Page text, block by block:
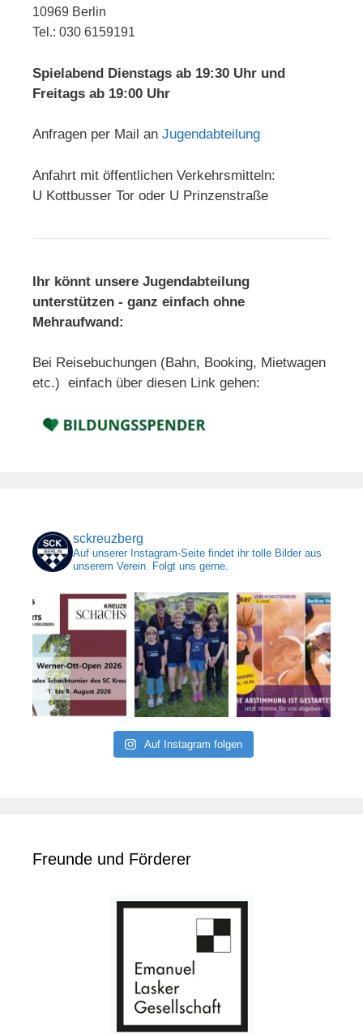
10969 Berlin
Tel.: 030 6159191
Spielabend Dienstags ab 19:30 Uhr und
Freitags ab 19:00 Uhr
Anfragen per Mail an Jugendabteilung
Anfahrt mit öffentlichen Verkehrsmitteln:
U Kottbusser Tor oder U Prinzenstraße
Ihr könnt unsere Jugendabteilung
unterstützen - ganz einfach ohne
Mehraufwand:
Bei Reisebuchungen (Bahn, Booking, Mietwagen
etc.) einfach über diesen Link gehen:
sckreuzberg
Auf unserer Instagram-Seite findet ihr tolle Bilder aus
unserem Verein. Folgt uns gerne.
Auf Instagram folgen
Freunde und Förderer